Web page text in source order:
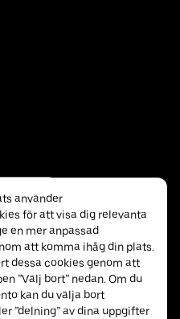
använder
för att visa dig relevanta
en mer anpassad
att komma ihåg din plats.
dessa cookies genom att
”Välj bort” nedan. Om du
kan du välja bort
”delning” av dina uppgifter